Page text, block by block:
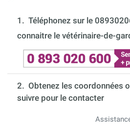
1. Téléphonez sur le
connaitre le vétérinaire-de-
2. Obtenez les coordonnées
suivre pour le contacter